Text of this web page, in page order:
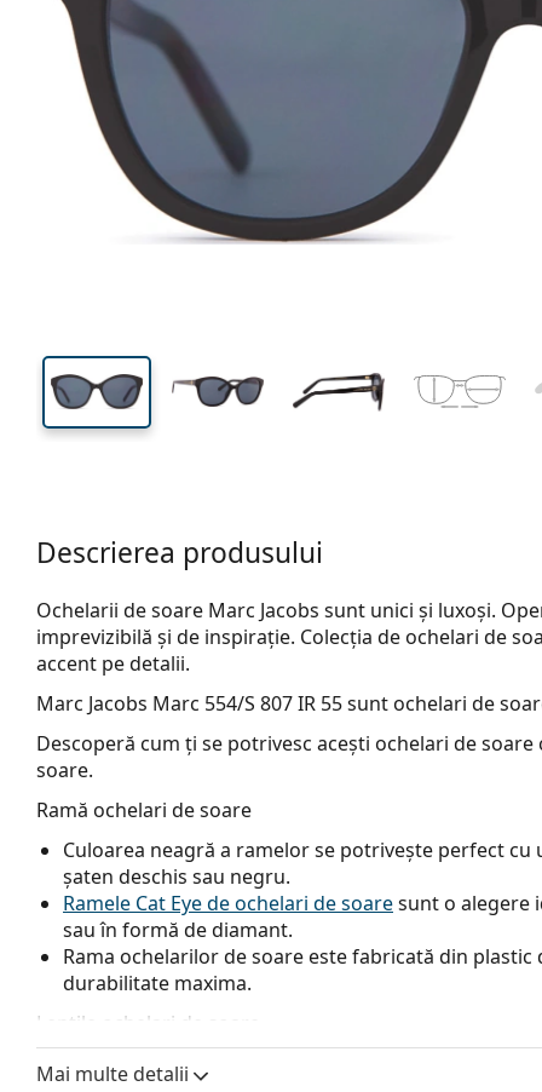
45 mm
Înălțime lentilă Lățimea lentilei
Lățimea
Descrierea produsului
Ochelarii de soare Marc Jacobs sunt unici și luxoși.
imprevizibilă și de inspirație. Colecția de ochelari de
accent pe detalii.
Marc Jacobs Marc 554/S 807 IR 55sunt ochelari de
Descoperă cum ți se potrivesc acești ochelari de
soare.
Ramă ochelari de soare
Culoarea neagră a ramelor se potrivește perfect
șaten deschis sau negru.
Ramele Cat Eye de ochelari de soaresunt o alegere
sau în formă de diamant.
Rama ochelarilor de soare este fabricată din
durabilitate maxima.
Lentile ochelari de soare
Lentilele gri reduc intensitatea luminii fără a afecta
Mai multe detalii